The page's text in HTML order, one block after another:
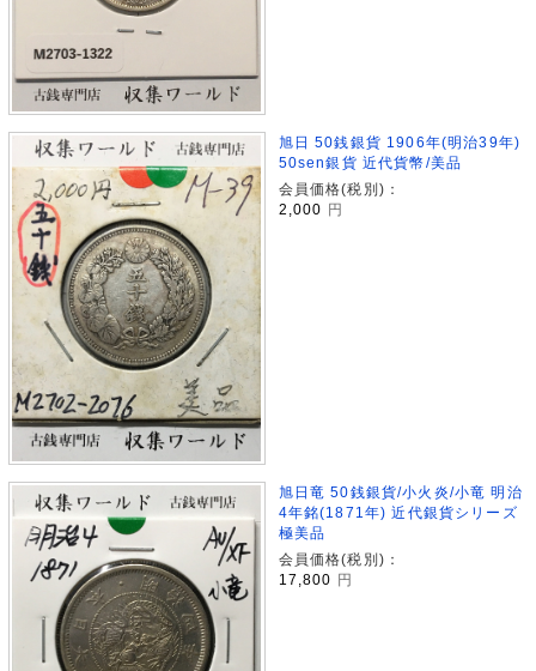
旭日 50銭銀貨 1906年(明治39年)
50sen銀貨 近代貨幣/美品
会員価格(税別)：
2,000
円
旭日竜 50銭銀貨/小火炎/小竜 明治
4年銘(1871年) 近代銀貨シリーズ
極美品
会員価格(税別)：
17,800
円